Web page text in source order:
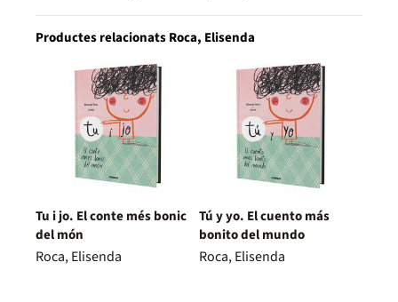
Productes relacionats Roca, Elisenda
Tu i jo. El conte més bonic
del món
Roca, Elisenda
Tú y yo. El cuento más
bonito del mundo
Roca, Elisenda